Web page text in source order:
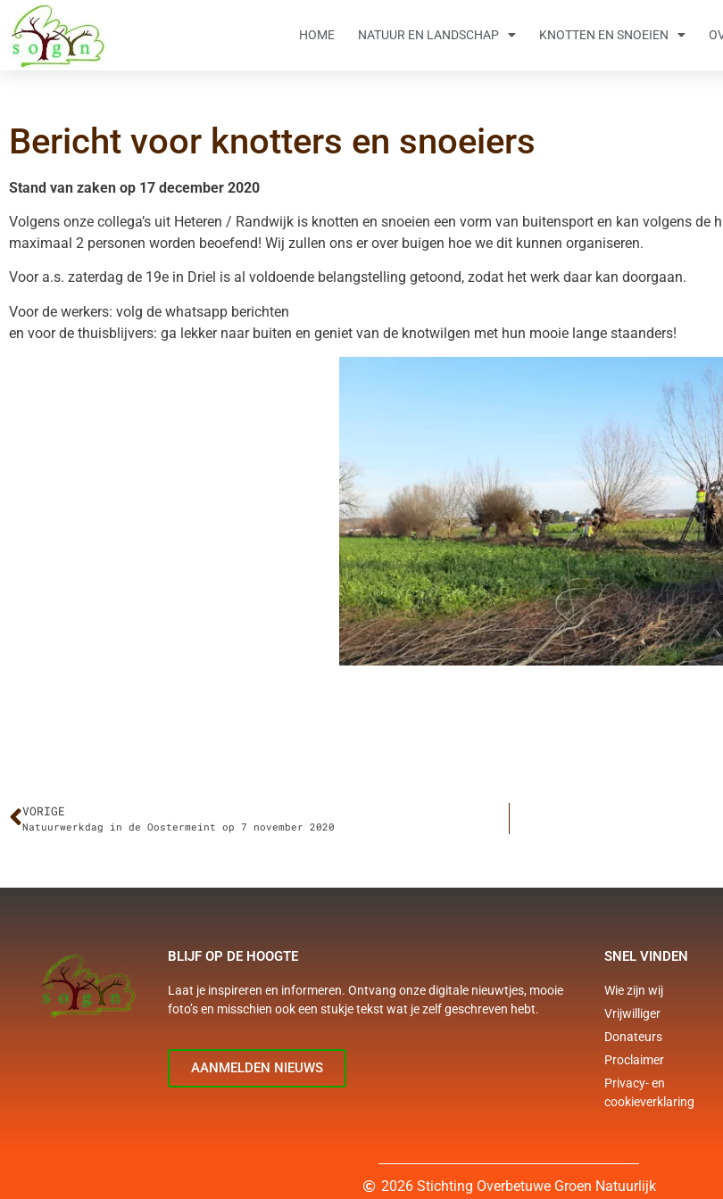
HOME NATUUR EN LANDSCHAP KNOTTEN EN SNOEIEN
Bericht voor knotters en snoeiers
Stand van zaken op 17 december 2020
Volgens onze collega’s uit Heteren / Randwijk is knotten en snoeien een vorm van buitensport en kan volgens de
maximaal 2 personen worden beoefend! Wij zullen ons er over buigen hoe we dit kunnen organiseren.
Voor a.s. zaterdag de 19e in Driel is al voldoende belangstelling getoond, zodat het werk daar kan doorgaan.
Voor de werkers: volg de whatsapp berichten
en voor de thuisblijvers: ga lekker naar buiten en geniet van de knotwilgen met hun mooie lange staanders!
VORIGE
Natuurwerkdag in de Oostermeint op 7 november 2020
BLIJF OP DE HOOGTE
Laat je inspireren en informeren. Ontvang onze digitale nieuwtjes, mooie
foto’s en misschien ook een stukje tekst wat je zelf geschreven hebt.
AANMELDEN NIEUWS
SNEL VINDEN
Wie zijn wij
Vrijwilliger
Donateurs
Proclaimer
Privacy- en
cookieverklaring
2026 Stichting Overbetuwe Groen Natuurlijk